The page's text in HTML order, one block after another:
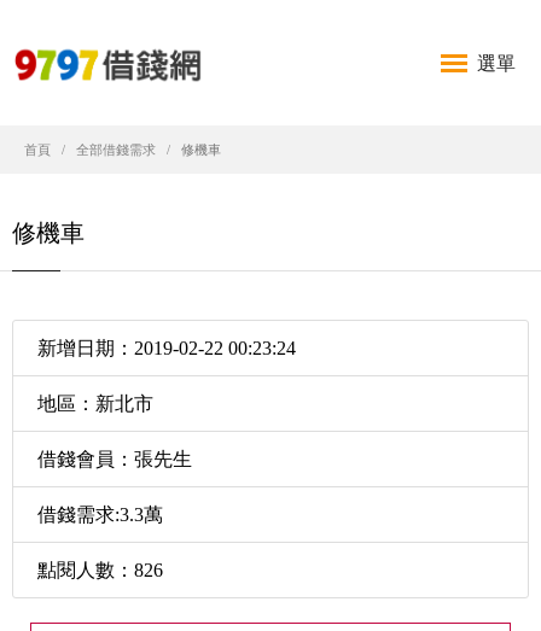
選單
首頁 全部借錢需求 修機車
修機車
新增日期：2019-02-22 00:23:24
地區：新北市
借錢會員：張先生
借錢需求:3.3萬
點閱人數：826